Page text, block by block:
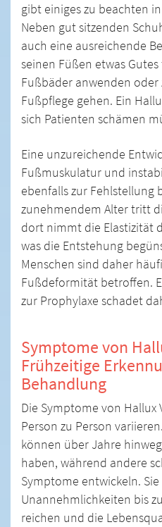
gibt einiges zu beachten
Neben gut sitzenden
auch eine ausreichende
seinen Füßen etwas
Fußbäder anwenden oder
Fußpflege gehen. Ein
sich Patienten schämen
Eine unzureichende
Fußmuskulatur und
ebenfalls zur Fehlstellung
zunehmendem Alter tritt
dort nimmt die Elastizität
was die Entstehung
Menschen sind daher
Fußdeformität betroffen.
zur Prophylaxe schadet
Symptome von
Frühzeitige
Behandlung
Die Symptome von Hallux
Person zu Person
können über Jahre
haben, während andere
Symptome entwickeln.
Unannehmlichkeiten bis
reichen und die